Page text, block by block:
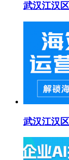
武汉江汉
武汉江汉